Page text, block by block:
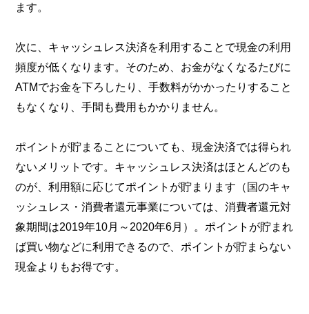
ます。
次に、キャッシュレス決済を利用することで現金の利用
頻度が低くなります。そのため、お金がなくなるたびに
ATMでお金を下ろしたり、手数料がかかったりすること
もなくなり、手間も費用もかかりません。
ポイントが貯まることについても、現金決済では得られ
ないメリットです。キャッシュレス決済はほとんどのも
のが、利用額に応じてポイントが貯まります（国のキャ
ッシュレス・消費者還元事業については、消費者還元対
象期間は2019年10月～2020年6月）。ポイントが貯まれ
ば買い物などに利用できるので、ポイントが貯まらない
現金よりもお得です。